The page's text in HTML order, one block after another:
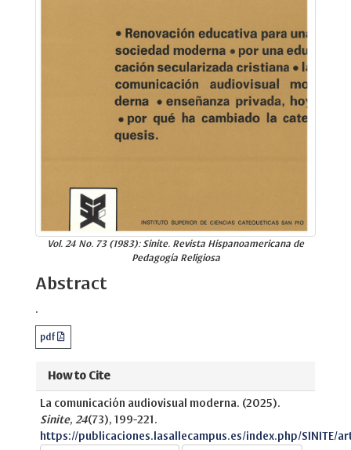
Vol. 24 No. 73 (1983): Sinite. Revista Hispanoamericana de
Pedagogía Religiosa
Abstract
.
pdf
How to Cite
La comunicación audiovisual moderna. (2025).
Sinite, 24(73), 199-221.
https://publicaciones.lasallecampus.es/index.php/SINITE/